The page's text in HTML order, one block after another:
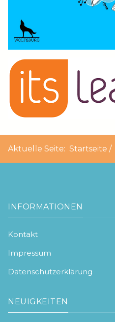
Aktuelle Seite: Startseite
INFORMATIONEN
Kontakt
Impressum
Datenschutzerklärung
NEUIGKEITEN